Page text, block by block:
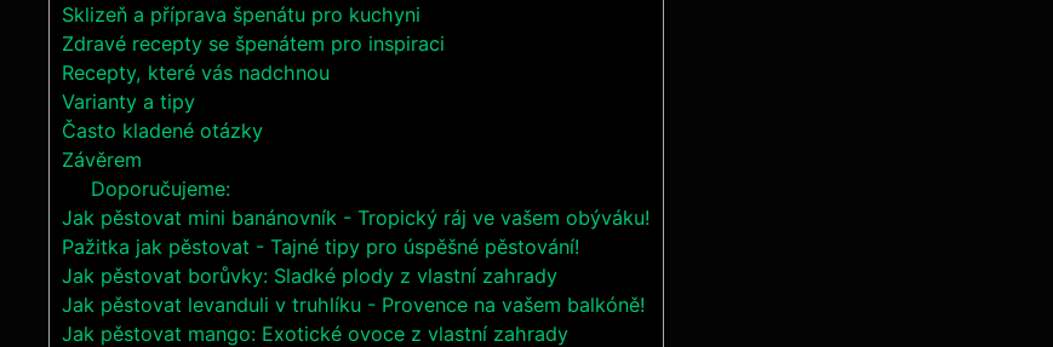
Sklizeň a příprava špenátu pro kuchyni
Zdravé recepty se špenátem pro inspiraci
Recepty, které vás nadchnou
Varianty a tipy
Často kladené otázky
Závěrem
Doporučujeme:
Jak pěstovat mini banánovník - Tropický ráj ve vašem obýváku!
Pažitka jak pěstovat - Tajné tipy pro úspěšné pěstování!
Jak pěstovat borůvky: Sladké plody z vlastní zahrady
Jak pěstovat levanduli v truhlíku - Provence na vašem balkóně!
Jak pěstovat mango: Exotické ovoce z vlastní zahrady